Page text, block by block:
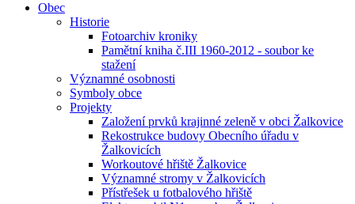
Obec
Historie
Fotoarchiv kroniky
Pamětní kniha č.III 1960-2012 - soubor ke
stažení
Významné osobnosti
Symboly obce
Projekty
Založení prvků krajinné zeleně v obci Žalkovice
Rekostrukce budovy Obecního úřadu v
Žalkovicích
Workoutové hřiště Žalkovice
Významné stromy v Žalkovicích
Přístřešek u fotbalového hřiště